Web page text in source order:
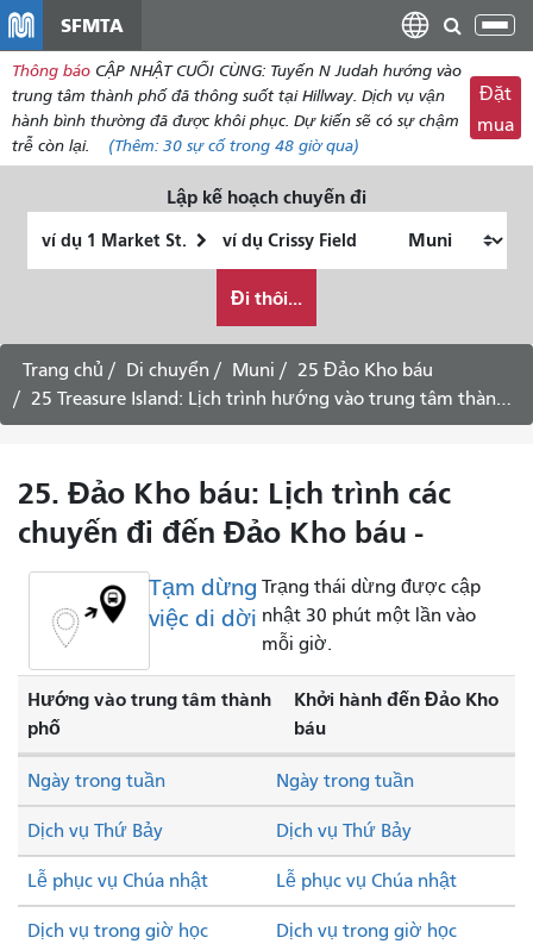
dung
SFMTA
Thông báo CẬP NHẬT CUỐI CÙNG: Tuyến N Judah hướng vào
trung tâm thành phố đã thông suốt tại Hillway. Dịch vụ vận
hành bình thường đã được khôi phục. Dự kiến ​​sẽ có sự chậm
trễ còn lại.
(Thêm: 30 sự cố trong 48 giờ qua)
Đặt
mua
Lập kế hoạch chuyến đi
thúc
muốn
đi
du
lịch
như
nào
Đi thôi...
Trang chủ Di chuyển Muni
25 Đảo Kho báu
25 Treasure Island: Lịch trình hướng vào trung tâm thành phố - Ngày 5 tháng 8 năm 2026
25. Đảo Kho báu: Lịch trình các
chuyến đi đến Đảo Kho báu -
Tạm dừng
việc di dời
Trạng thái dừng được cập
nhật 30 phút một lần vào
mỗi giờ.
Hướng vào trung tâm thành
phố
Khởi hành đến Đảo Kho
báu
Dịch vụ Thứ Bảy Dịch vụ Thứ Bảy
Lễ phục vụ Chúa nhật Lễ phục vụ Chúa nhật
Ngày trong tuần Ngày trong tuần
Dịch vụ trong giờ học Dịch vụ trong giờ học